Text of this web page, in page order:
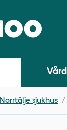
Vård
Norrtälje sjukhus